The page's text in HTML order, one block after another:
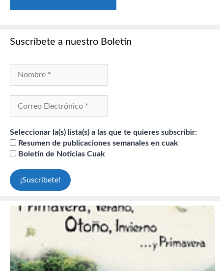
Suscríbete a nuestro Boletín
Seleccionar la(s) lista(s) a las que te quieres subscribir:
Resumen de publicaciones semanales en cuak
Boletín de Noticias Cuak